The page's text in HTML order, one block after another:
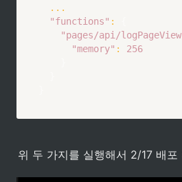
...
"functions" :
"pages/api/
"memory" :
256
위 두 가지를 실행해서 2/17 배포